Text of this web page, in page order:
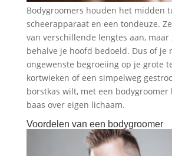
Bodygroomers houden het midden
scheerapparaat en een tondeuze.
van verschillende lengtes aan, maar
behalve je hoofd bedoeld. Dus of je
ongewenste begroeiing op je grote
kortwieken of een simpelweg
borstkas wilt, met een
baas over eigen lichaam.
Voordelen van een bodygroomer